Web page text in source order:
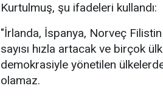
Kurtulmuş, şu ifadeleri kullandı:
"İrlanda, İspanya, Norveç
sayısı hızla artacak ve birçok
demokrasiyle yönetilen
olamaz.